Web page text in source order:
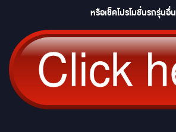
หรือเช็คโปรโมชั่นรถรุ่นอื่น